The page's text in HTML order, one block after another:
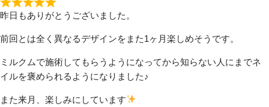
昨日もありがとうございました。
前回とは全く異なるデザインをまた1ヶ月楽しめそうです。
ミルクムで施術してもらうようになってから知らない人にまでネ
イルを褒められるようになりました♪
また来月、楽しみにしています